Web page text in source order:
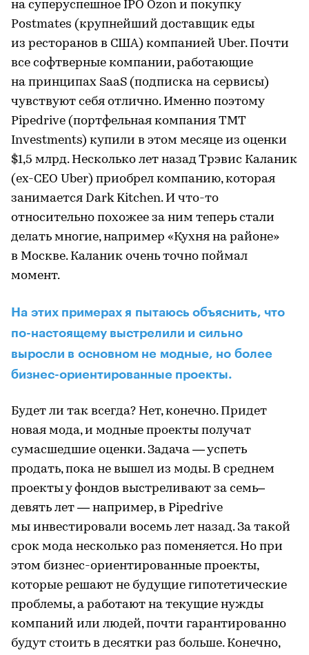
на суперуспешное IPO Ozon и покупку
Postmates (крупнейший доставщик еды
из ресторанов в США) компанией Uber. Почти
все софтверные компании, работающие
на принципах SaaS (подписка на сервисы)
чувствуют себя отлично. Именно поэтому
Pipedrive (портфельная компания TMT
Investments) купили в этом месяце из оценки
$1,5 млрд. Несколько лет назад Трэвис Каланик
(ex-CEO Uber) приобрел компанию, которая
занимается Dark Kitchen. И что-то
относительно похожее за ним теперь стали
делать многие, например «Кухня на районе»
в Москве. Каланик очень точно поймал
момент.
На этих примерах я пытаюсь объяснить, что
по-настоящему выстрелили и сильно
выросли в основном не модные, но более
бизнес-ориентированные проекты.
Будет ли так всегда? Нет, конечно. Придет
новая мода, и модные проекты получат
сумасшедшие оценки. Задача — успеть
продать, пока не вышел из моды. В среднем
проекты у фондов выстреливают за семь–
девять лет — например, в Pipedrive
мы инвестировали восемь лет назад. За такой
срок мода несколько раз поменяется. Но при
этом бизнес-ориентированные проекты,
которые решают не будущие гипотетические
проблемы, а работают на текущие нужды
компаний или людей, почти гарантированно
будут стоить в десятки раз больше. Конечно,